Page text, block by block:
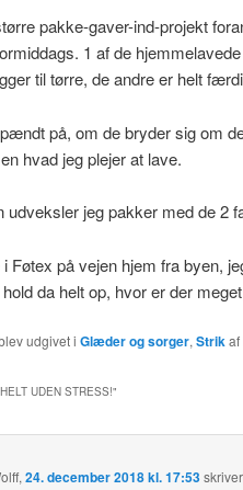
pakke-gaver-ind-projekt
1 af de
til tørre, de andre er helt
på, om de bryder sig om
hvad jeg plejer at lave.
udveksler jeg pakker med de 2
Føtex på vejen hjem fra byen,
da helt op, hvor er der
udgivet i Glæder og sorger, Strikaf
HELT UDEN STRESS!"
,24. december 2018 kl. 17:53